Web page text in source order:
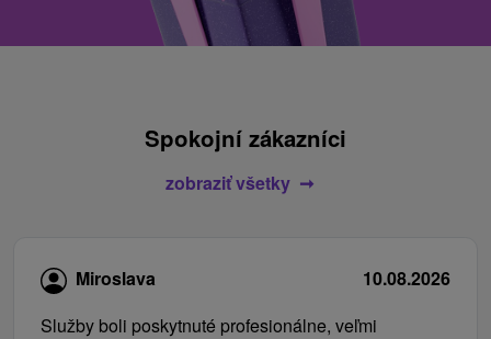
Spokojní zákazníci
zobraziť všetky
Miroslava
10.08.2026
Služby boli poskytnuté profesionálne, veľmi